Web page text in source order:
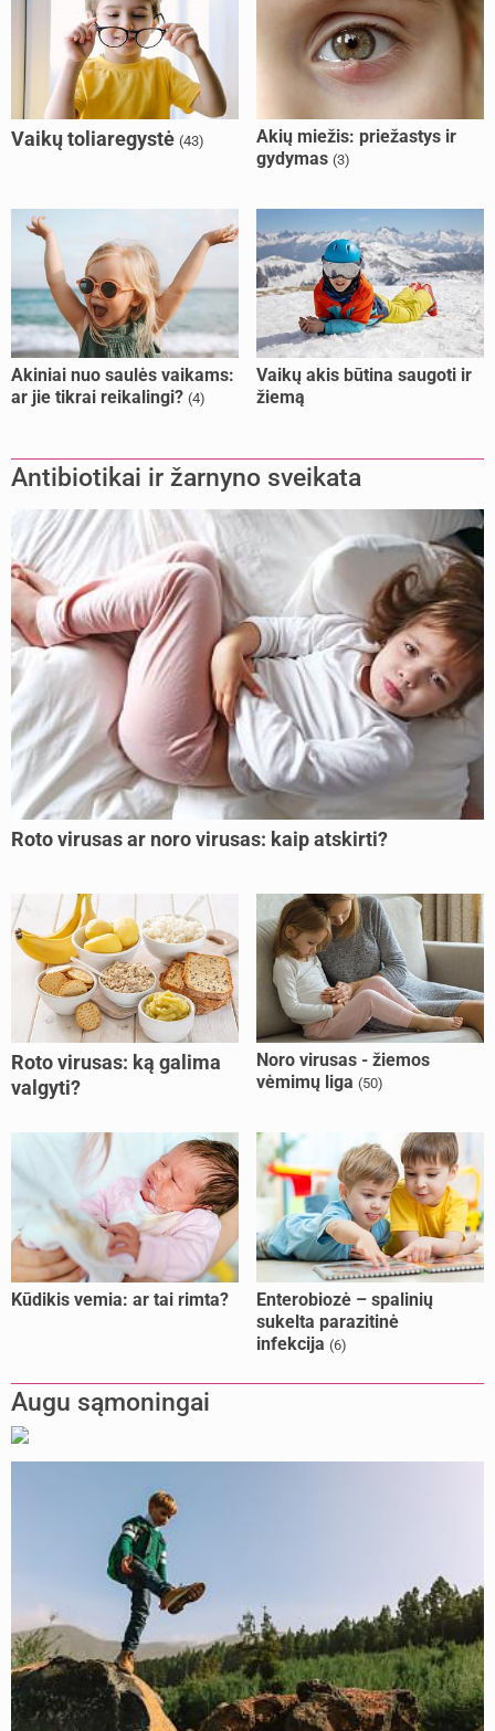
Vaikų toliaregystė (43)
Akių miežis: priežastys ir
gydymas (3)
Akiniai nuo saulės vaikams:
ar jie tikrai reikalingi? (4)
Vaikų akis būtina saugoti ir
žiemą
Antibiotikai ir žarnyno sveikata
Roto virusas ar noro virusas: kaip atskirti?
Roto virusas: ką galima
valgyti?
Noro virusas - žiemos
vėmimų liga (50)
Kūdikis vemia: ar tai rimta?
Enterobiozė – spalinių
sukelta parazitinė
infekcija (6)
Augu sąmoningai